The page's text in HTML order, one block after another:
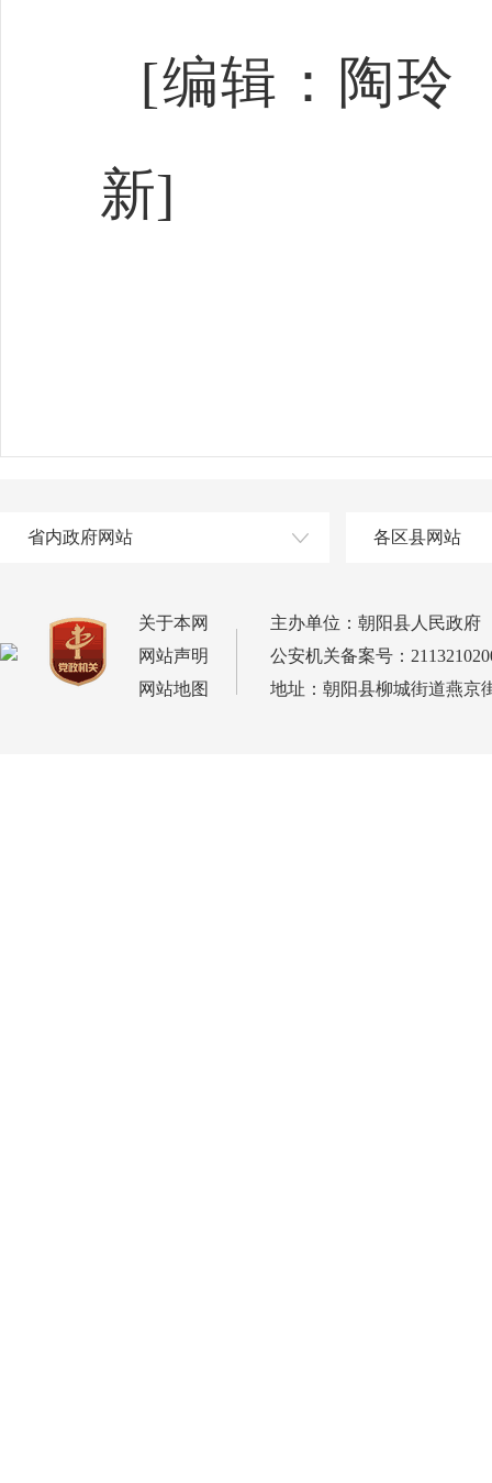
[编辑：陶
新]
省内政府网站 各区县网站
关于本网
网站声明
网站地图
主办单位：朝阳县人民政府
公安机关备案号：
地址：朝阳县柳城街道燕京